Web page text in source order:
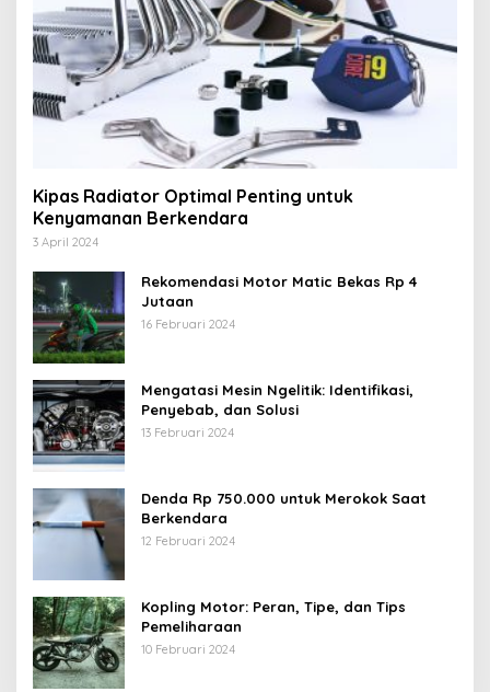
Kipas Radiator Optimal Penting untuk
Kenyamanan Berkendara
3 April 2024
Rekomendasi Motor Matic Bekas Rp 4
Jutaan
16 Februari 2024
Mengatasi Mesin Ngelitik: Identifikasi,
Penyebab, dan Solusi
13 Februari 2024
Denda Rp 750.000 untuk Merokok Saat
Berkendara
12 Februari 2024
Kopling Motor: Peran, Tipe, dan Tips
Pemeliharaan
10 Februari 2024